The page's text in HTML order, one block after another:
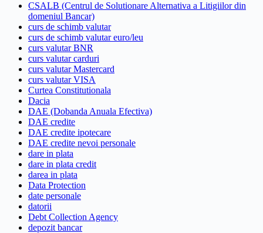
CSALB (Centrul de Solutionare Alternativa a Litigiilor din
domeniul Bancar)
curs de schimb valutar
curs de schimb valutar euro/leu
curs valutar BNR
curs valutar carduri
curs valutar Mastercard
curs valutar VISA
Curtea Constitutionala
Dacia
DAE (Dobanda Anuala Efectiva)
DAE credite
DAE credite ipotecare
DAE credite nevoi personale
dare in plata
dare in plata credit
darea in plata
Data Protection
date personale
datorii
Debt Collection Agency
depozit bancar